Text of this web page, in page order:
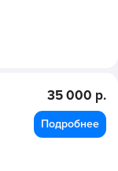
35 000 р.
Подробнее